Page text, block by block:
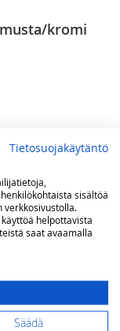
musta/kromi
Tietosuojakäytäntö
sisältöä
verkkosivustolla.
helpottavista
saat avaamalla
Säädä